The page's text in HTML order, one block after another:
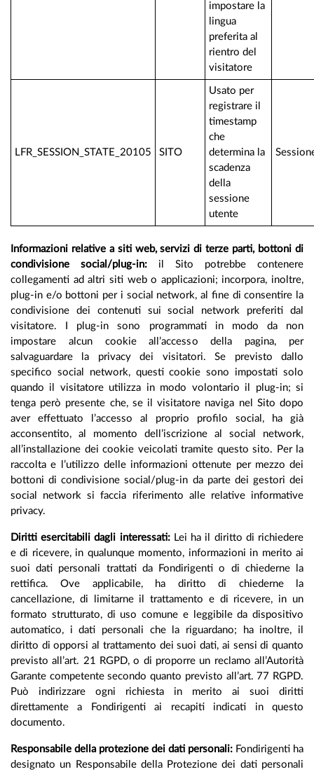
impostare la
lingua
preferita al
rientro del
visitatore
LFR_SESSION_STATE_20105 SITO
Usato per
registrare il
timestamp
che
determina la
scadenza
della
sessione
utente
Informazioni relative a siti web, servizi di terze parti, bottoni di
condivisione social/plug-in: il Sito potrebbe contenere
collegamenti ad altri siti web o applicazioni; incorpora, inoltre,
plug-in e/o bottoni per i social network, al fine di consentire la
condivisione dei contenuti sui social network preferiti dal
visitatore. I plug-in sono programmati in modo da non
impostare alcun cookie all’accesso della pagina, per
salvaguardare la privacy dei visitatori. Se previsto dallo
specifico social network, questi cookie sono impostati solo
quando il visitatore utilizza in modo volontario il plug-in; si
tenga però presente che, se il visitatore naviga nel Sito dopo
aver effettuato l’accesso al proprio profilo social, ha già
acconsentito, al momento dell’iscrizione al social network,
all’installazione dei cookie veicolati tramite questo sito. Per la
raccolta e l’utilizzo delle informazioni ottenute per mezzo dei
bottoni di condivisione social/plug-in da parte dei gestori dei
social network si faccia riferimento alle relative informative
privacy.
Diritti esercitabili dagli interessati:Lei ha il diritto di richiedere
e di ricevere, in qualunque momento, informazioni in merito ai
suoi dati personali trattati da Fondirigenti o di chiederne la
rettifica. Ove applicabile, ha diritto di chiederne la
cancellazione, di limitarne il trattamento e di ricevere, in un
formato strutturato, di uso comune e leggibile da dispositivo
automatico, i dati personali che la riguardano; ha inoltre, il
diritto di opporsi al trattamento dei suoi dati, ai sensi di quanto
previsto all’art. 21 RGPD, o di proporre un reclamo all’Autorità
Garante competente secondo quanto previsto all’art. 77 RGPD.
Può indirizzare ogni richiesta in merito ai suoi diritti
direttamente a Fondirigenti ai recapiti indicati in questo
documento.
Responsabile della protezione dei dati personali: Fondirigenti ha
designato un Responsabile della Protezione dei dati personali